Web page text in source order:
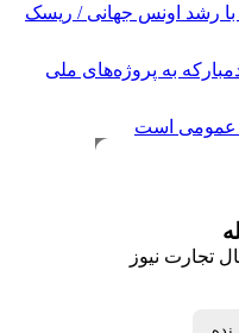
رشد اونس جهانی / ریسک
به پروژه‌های ملی
عمومی است
تجارت نیوز